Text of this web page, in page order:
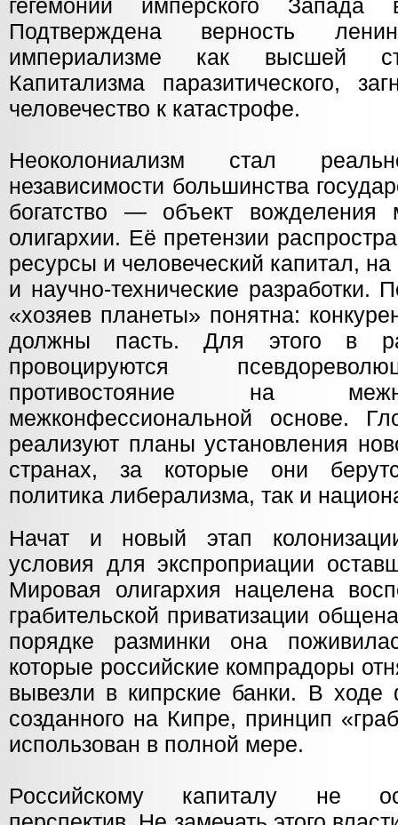
гегемонии имперского
Подтверждена верность
империализме как высшей
Капитализма паразитического,
человечество к катастрофе.
Неоколониализм стал
независимости большинства
богатство — объект вожделения
олигархии. Её претензии
ресурсы и человеческий капитал,
и научно-технические разработки.
«хозяев планеты» понятна:
должны пасть. Для этого в
провоцируются
противостояние на
межконфессиональной основе.
реализуют планы установления
странах, за которые они
политика либерализма, так и
Начат и новый этап
условия для экспроприации
Мировая олигархия нацелена
грабительской приватизации
порядке разминки она
которые российские компрадоры
вывезли в кипрские банки. В ходе
созданного на Кипре, принцип
использован в полной мере.
Российскому капиталу не